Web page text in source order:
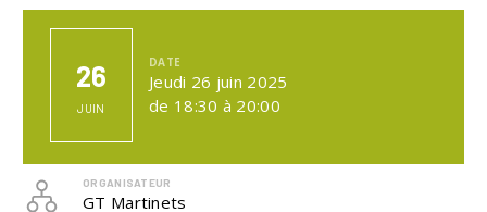
26
JUIN
DATE
Jeudi 26 juin 2025
de 18:30 à 20:00
ORGANISATEUR
GT Martinets